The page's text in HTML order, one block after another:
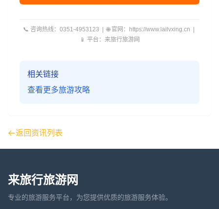
📞 咨询热线：0351-4953123 | 🌐 官网：https://www.lailvxing.cn |
📱 平台：来旅行旅游网
相关链接
查看更多旅游攻略
返回资讯列表
来旅行旅游网
专业的旅游服务平台，为您提供优质的旅游服务体验。